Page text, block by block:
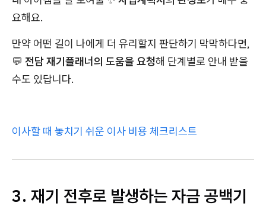
요해요.
만약 어떤 길이 나에게 더 유리할지 판단하기 막막하다면,
💬 전담 재기플래너의 도움을 요청해 단계별로 안내 받을
수도 있답니다.
이사할 때 놓치기 쉬운 이사 비용 체크리스트
3. 재기 전후로 발생하는 자금 공백기